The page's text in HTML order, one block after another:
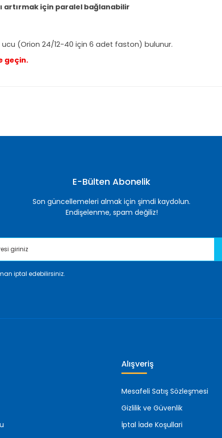
artırmak için paralel bağlanabilir
(Orion 24/12-40 için 6 adet faston) bulunur.
geçin.
E-Bülten Abonelik
Son güncellemeleri almak için şimdi kaydolun.
Endişelenme, spam değiliz!
iptal edebilirsiniz.
Alışveriş
Mesafeli Satış Sözleşmesi
Gizlilik ve Güvenlik
İptal İade Koşullari